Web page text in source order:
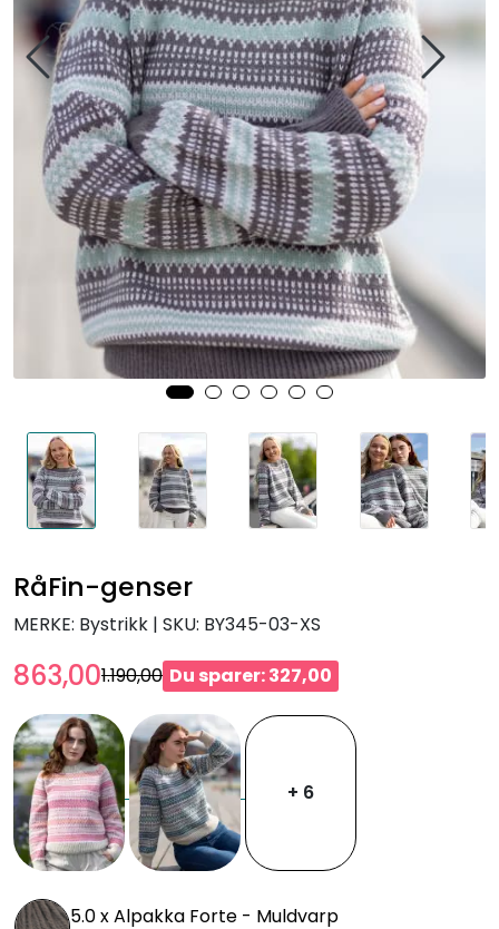
RåFin-genser
MERKE: Bystrikk | SKU: BY345-03-XS
863,001.190,00 Du sparer: 327,00
+ 6
5.0 xAlpakka Forte - Muldvarp